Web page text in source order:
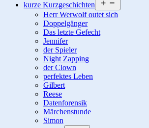
kurze Kurzgeschichten
öffnen
Herr Werwolf outet sich
Doppelgänger
Das letzte Gefecht
Jennifer
der Spieler
Night Zapping
der Clown
perfektes Leben
Gilbert
Reese
Datenforensik
Märchenstunde
Simon